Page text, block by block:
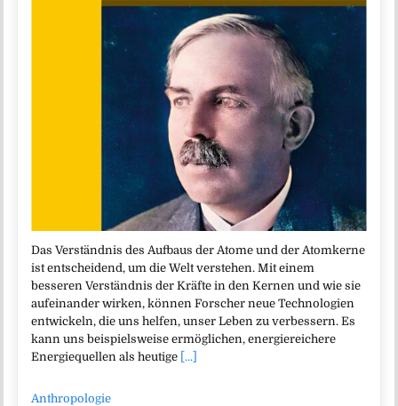
Das Verständnis des Aufbaus der Atome und der Atomkerne
ist entscheidend, um die Welt verstehen. Mit einem
besseren Verständnis der Kräfte in den Kernen und wie sie
aufeinander wirken, können Forscher neue Technologien
entwickeln, die uns helfen, unser Leben zu verbessern. Es
kann uns beispielsweise ermöglichen, energiereichere
Energiequellen als heutige [...]
Anthropologie